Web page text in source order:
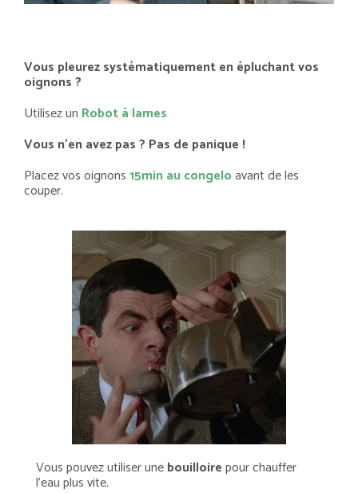
Vous pleurez systématiquement en épluchant vos
oignons ?
Utilisez un Robot à lames
Vous n’en avez pas ? Pas de panique !
Placez vos oignons15min au congeloavant de les
couper.
Vous pouvez utiliser unebouilloirepour chauffer
l’eau plus vite.